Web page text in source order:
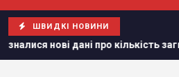
ШВИДКІ НОВИНИ
кількість загиблих Тайвань